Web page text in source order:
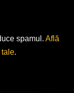
spamul. Află
tale.